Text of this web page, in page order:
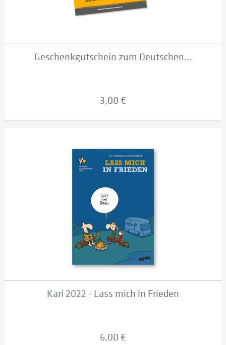
Geschenkgutschein zum Deutschen...
3,00 €
Kari 2022 - Lass mich in Frieden
6,00 €